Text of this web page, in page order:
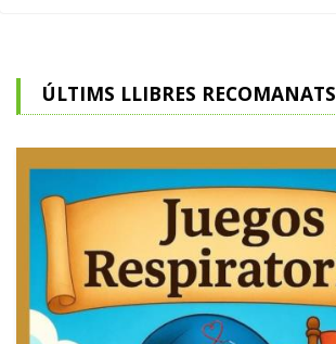
ÚLTIMS LLIBRES RECOMANATS